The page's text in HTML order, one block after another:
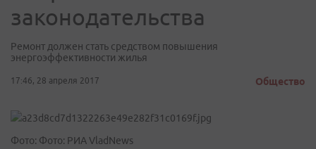
законодательства
Ремонт должен стать средством повышения
энергоэффективности жилья
17:46, 28 апреля 2017 Общество
Фото: Фото: РИА VladNews